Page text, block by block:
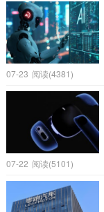
07-23 阅读(4381)
07-22 阅读(5101)